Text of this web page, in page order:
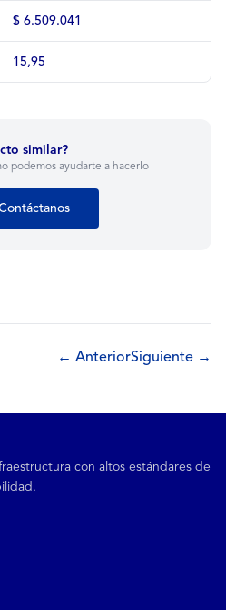
$ 6.509.041
15,95
similar?
podemos ayudarte a hacerlo
← AnteriorSiguiente →
con altos estándares de